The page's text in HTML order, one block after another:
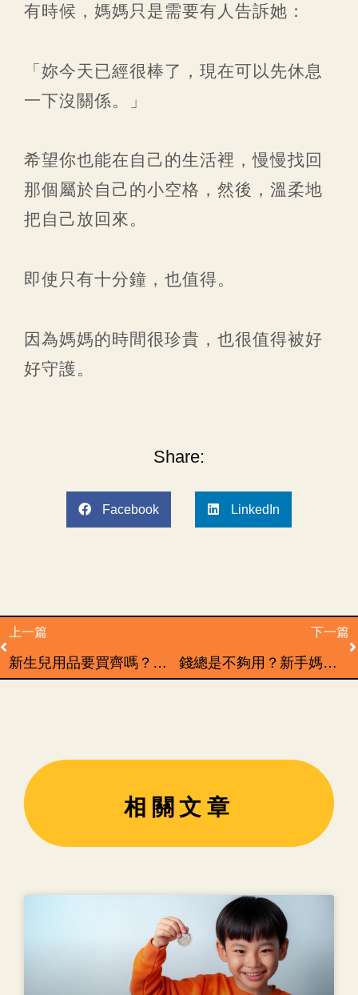
有時候，媽媽只是需要有人告訴她：
「妳今天已經很棒了，現在可以先休息
一下沒關係。」
希望你也能在自己的生活裡，慢慢找回
那個屬於自己的小空格，然後，溫柔地
把自己放回來。
即使只有十分鐘，也值得。
因為媽媽的時間很珍貴，也很值得被好
好守護。
Share:
Facebook LinkedIn
Prev
上一篇
新生兒用品要買齊嗎？哪些能等等買？新手媽媽預算思考3關鍵
下一篇
錢總是不夠用？新手媽媽常見的3個財務漏洞，你中了幾個？
相關文章